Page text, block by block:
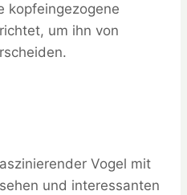
kopfeingezogene
um ihn von
Vogel mit
und interessanten